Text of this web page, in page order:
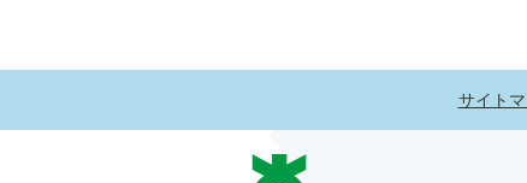
サイト